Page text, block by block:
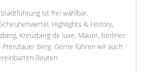
ist frei wählbar.
Highlights & History,
Kreuzberg de luxe, Mauer, Berliner
Berg. Gerne führen wir auch
Routen